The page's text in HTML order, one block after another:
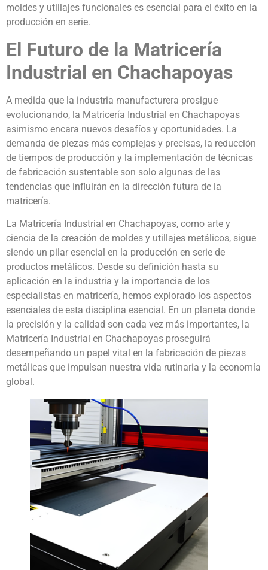
moldes y utillajes funcionales es esencial para el éxito en la
producción en serie.
El Futuro de la Matricería
Industrial en Chachapoyas
A medida que la industria manufacturera prosigue
evolucionando, la Matricería Industrial en Chachapoyas
asimismo encara nuevos desafíos y oportunidades. La
demanda de piezas más complejas y precisas, la reducción
de tiempos de producción y la implementación de técnicas
de fabricación sustentable son solo algunas de las
tendencias que influirán en la dirección futura de la
matricería.
La Matricería Industrial en Chachapoyas, como arte y
ciencia de la creación de moldes y utillajes metálicos, sigue
siendo un pilar esencial en la producción en serie de
productos metálicos. Desde su definición hasta su
aplicación en la industria y la importancia de los
especialistas en matricería, hemos explorado los aspectos
esenciales de esta disciplina esencial. En un planeta donde
la precisión y la calidad son cada vez más importantes, la
Matricería Industrial en Chachapoyas proseguirá
desempeñando un papel vital en la fabricación de piezas
metálicas que impulsan nuestra vida rutinaria y la economía
global.